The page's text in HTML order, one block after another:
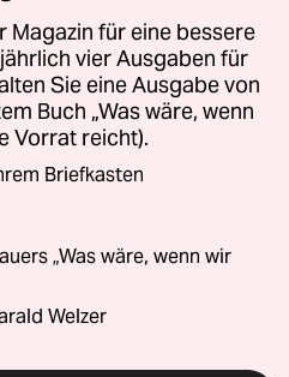
Magazin für eine bessere
vier Ausgaben für
Sie eine Ausgabe von
Buch „Was wäre, wenn
Vorrat reicht).
Briefkasten
„Was wäre, wenn wir
Welzer